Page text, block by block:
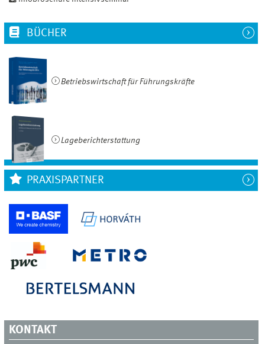
BÜCHER
Betriebswirtschaft für Führungskräfte
Lageberichterstattung
PRAXISPARTNER
KONTAKT